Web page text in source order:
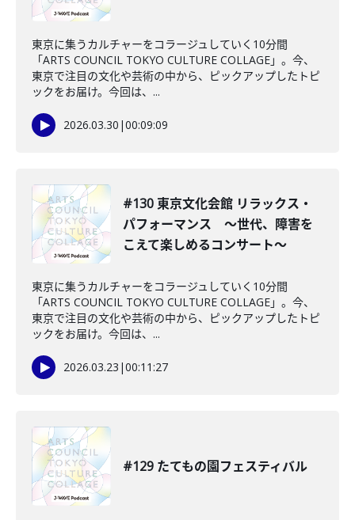
東京に集うカルチャーをコラージュしていく10分間
「ARTS COUNCIL TOKYO CULTURE COLLAGE」。今、
東京で注目の文化や芸術の中から、ピックアップしたトピ
ックをお届け。今回は、...
2026.03.30 |00:09:09
#130 東京文化会館 リラックス・
パフォーマンス ～世代、障害を
こえて楽しめるコンサート～
東京に集うカルチャーをコラージュしていく10分間
「ARTS COUNCIL TOKYO CULTURE COLLAGE」。今、
東京で注目の文化や芸術の中から、ピックアップしたトピ
ックをお届け。今回は、...
2026.03.23 |00:11:27
#129 たてもの園フェスティバル